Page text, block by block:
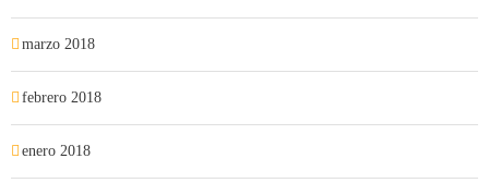
marzo 2018
febrero 2018
enero 2018